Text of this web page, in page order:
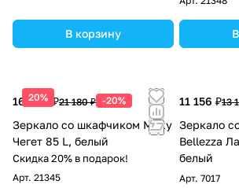
В корзину
20%
16 944 ₽21 180 ₽ -20%
Зеркало со шкафчиком Misty
Чегет 85 L, белый
Скидка 20% в подарок!
Арт. 21345
11 156 ₽13
Зеркало
Bellezza
белый
Арт. 7017